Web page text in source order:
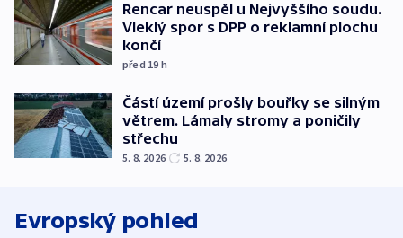
Rencar neuspěl u Nejvyššího soudu.
Vleklý spor s DPP o reklamní plochu
končí
před 19 h
Částí území prošly bouřky se silným
větrem. Lámaly stromy a poničily
střechu
5. 8. 2026 5. 8. 2026
Evropský pohled